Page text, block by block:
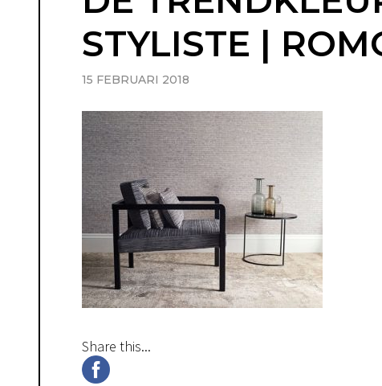
STYLISTE |
15 FEBRUARI 2018
Share this...